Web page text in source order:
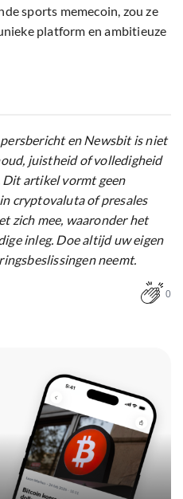
sports memecoin, zou ze
platform en ambitieuze
en Newsbit is niet
juistheid of volledigheid
artikel vormt geen
cryptovaluta of presales
zich mee, waaronder het
inleg. Doe altijd uw eigen
neemt.
0